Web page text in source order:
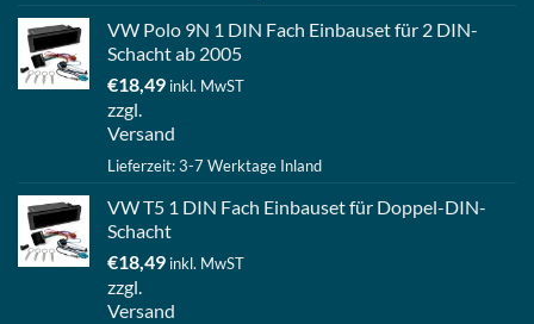
VW Polo 9N 1 DIN Fach Einbauset für 2 DIN-
Schacht ab 2005
€18,49 inkl. MwST
zzgl.
Versand
Lieferzeit: 3-7 Werktage Inland
VW T5 1 DIN Fach Einbauset für Doppel-DIN-
Schacht
€18,49 inkl. MwST
zzgl.
Versand